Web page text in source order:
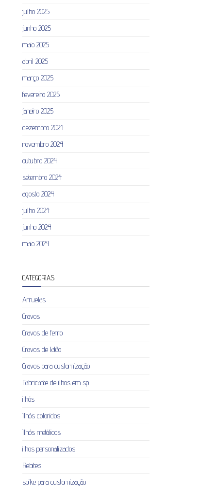
julho 2025
junho 2025
maio 2025
abril 2025
março 2025
fevereiro 2025
janeiro 2025
dezembro 2024
novembro 2024
outubro 2024
setembro 2024
agosto 2024
julho 2024
junho 2024
maio 2024
CATEGORIAS
Arruelas
Cravos
Cravos de ferro
Cravos de latão
Cravos para customização
Fabricante de ilhos em sp
ilhós
Ilhós coloridos
Ilhós metálicos
ilhos personalizados
Rebites
spike para customização